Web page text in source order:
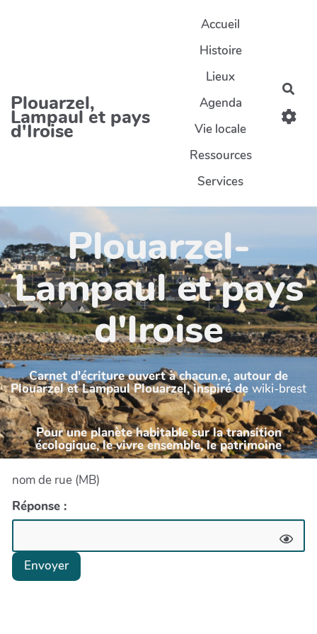
Plouarzel,
Lampaul et pays
d'Iroise
Accueil
Histoire
Lieux
Agenda
Vie locale
Ressources
Services
Plouarzel-
Lampaul et pays
d'Iroise
Carnet d'écriture ouvert à chacun.e, autour de
Plouarzel et Lampaul Plouarzel, inspiré de wiki-brest
Pour une planète habitable sur la transition
écologique, le vivre ensemble, le patrimoine
nom de rue (MB)
Réponse :
Envoyer